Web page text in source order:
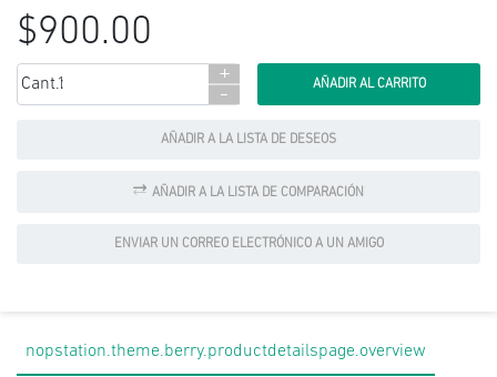
$900.00
Cant.:
+
-
AÑADIR A LA LISTA DE DESEOS
AÑADIR A LA LISTA DE COMPARACIÓN
ENVIAR UN CORREO ELECTRÓNICO A UN AMIGO
nopstation.theme.berry.productdetailspage.overview